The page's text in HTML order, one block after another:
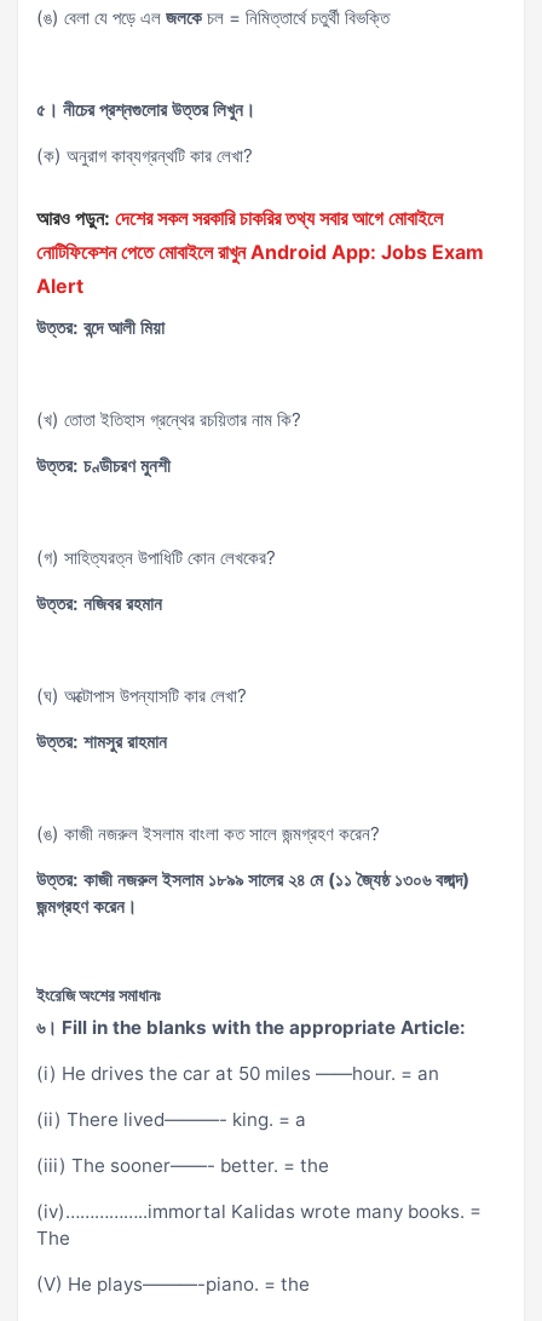
(ঙ) বেলা যে পড়ে এল জলকেচল = নিমিত্তার্থে চতুর্থী বিভক্তি
৫। নীচের প্রশ্নগুলোর উত্তর লিখুন।
(ক) অনুরাগ কাব্যগ্রন্থটি কার লেখা?
আরও পড়ুন: দেশের সকল সরকারি চাকরির তথ্য সবার আগে মোবাইলে
নোটিফিকেশন পেতে মোবাইলে রাখুন Android App: Jobs Exam
Alert
উত্তর: বন্দে আলী মিয়া
(খ) তোতা ইতিহাস গ্রন্থের রচয়িতার নাম কি?
উত্তর: চণ্ডীচরণ মুনশী
(গ) সাহিত্যরত্ন উপাধিটি কোন লেখকের?
উত্তর: নজিবর রহমান
(ঘ) অক্টোপাস উপন্যাসটি কার লেখা?
উত্তর: শামসুর রাহমান
(ঙ) কাজী নজরুল ইসলাম বাংলা কত সালে জন্মগ্রহণ করেন?
উত্তর: কাজী নজরুল ইসলাম ১৮৯৯ সালের ২৪ মে (১১ জ্যৈষ্ঠ ১৩০৬ বঙ্গাব্দ)
জন্মগ্রহণ করেন।
ইংরেজি অংশের সমাধানঃ
৬। Fill in the blanks with the appropriate Article:
(i) He drives the car at 50 miles ——hour. = an
(ii) There lived———- king. = a
(iii) The sooner——- better. = the
(iv)……………..immortal Kalidas wrote many books. =
The
(V) He plays———-piano. = the